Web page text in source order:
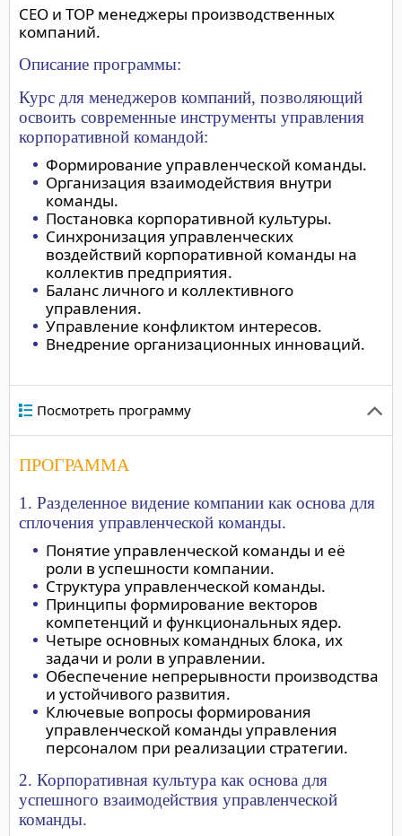
СЕО и ТОР менеджеры производственных
компаний.
Описание программы:
Курс для менеджеров компаний, позволяющий
освоить современные инструменты управления
корпоративной командой:
Формирование управленческой команды.
Организация взаимодействия внутри
команды.
Постановка корпоративной культуры.
Синхронизация управленческих
воздействий корпоративной команды на
коллектив предприятия.
Баланс личного и коллективного
управления.
Управление конфликтом интересов.
Внедрение организационных инноваций.
Посмотреть программу
ПРОГРАММА
1. Разделенное видение компании как основа для
сплочения управленческой команды.
Понятие управленческой команды и её
роли в успешности компании.
Структура управленческой команды.
Принципы формирование векторов
компетенций и функциональных ядер.
Четыре основных командных блока, их
задачи и роли в управлении.
Обеспечение непрерывности производства
и устойчивого развития.
Ключевые вопросы формирования
управленческой команды управления
персоналом при реализации стратегии.
2. Корпоративная культура как основа для
успешного взаимодействия управленческой
команды.
"Тренер хорошо